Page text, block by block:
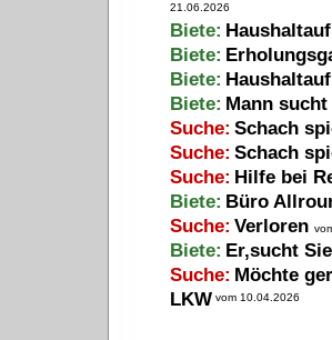
21.06.2026
Biete:
Biete:
Biete:
Biete: Mann sucht
Suche: Schach
Suche: Schach
Suche: Hilfe bei
Biete: Büro
Suche: Verloren
Biete: Er,sucht Sie
Suche: Möchte
LKW vom 10.04.2026